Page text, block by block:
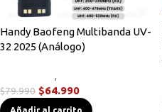
Handy Baofeng Multibanda UV-
32 2025 (Análogo)
,
$79.990 $64.990